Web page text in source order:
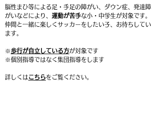
脳性まひ等による足・手足の障がい、ダウン症、発達障
がいなどにより、 運動が苦手な小・中学生が対象です。
仲間と一緒に楽しくサッカーをしたい子、お待ちしてい
ます。
​※歩行が自立している方が対象です
※個別指導ではなく集団指導をします
詳しくはこちらをご覧ください。